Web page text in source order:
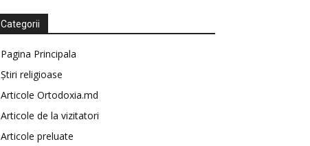
Categorii
Pagina Principala
Știri religioase
Articole Ortodoxia.md
Articole de la vizitatori
Articole preluate